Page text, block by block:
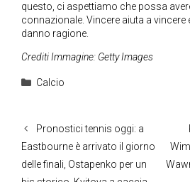
questo, ci aspettiamo che possa
connazionale. Vincere aiuta a vincere
danno ragione.
Crediti Immagine: Getty Images
Categorie
Calcio
Pronostici tennis oggi: a
Eastbourne è arrivato il giorno
delle finali, Ostapenko per un